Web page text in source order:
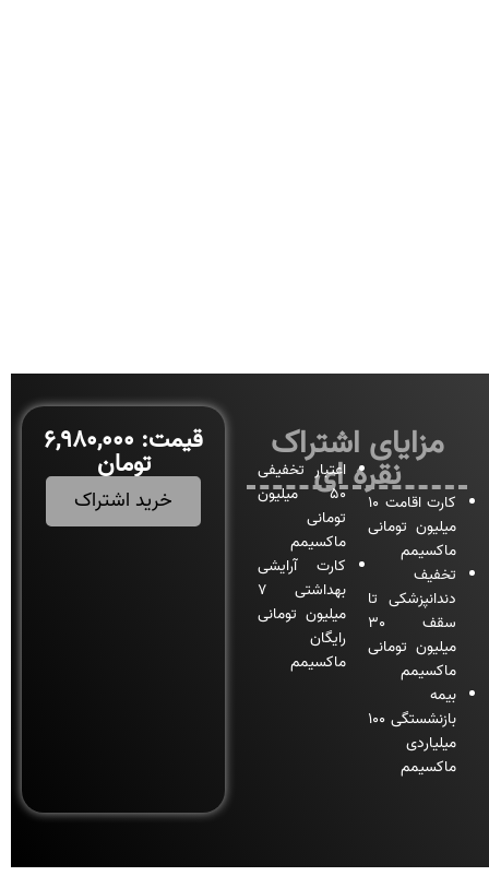
مزایای اشتراک
نقره ای
کارت اقامت 10
میلیون تومانی
ماکسیمم
تخفیف
دندانپزشکی تا
سقف 30
میلیون تومانی
ماکسیمم
بیمه
بازنشستگی 100
میلیاردی
ماکسیمم
اعتبار تخفیفی
50 میلیون
تومانی
ماکسیمم
کارت آرایشی
بهداشتی 7
میلیون تومانی
رایگان
ماکسیمم
قیمت: 6,980,000
تومان
خرید اشتراک